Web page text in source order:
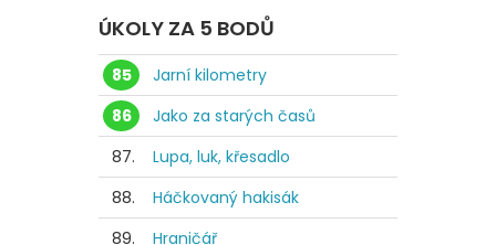
ÚKOLY ZA 5 BODŮ
85
Jarní kilometry
86
Jako za starých časů
87.
Lupa, luk, křesadlo
88.
Háčkovaný hakisák
89.
Hraničář